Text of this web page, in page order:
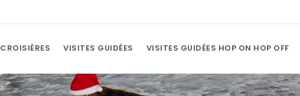
CROISIÈRES VISITES GUIDÉES VISITES GUIDÉES HOP ON HOP OFF